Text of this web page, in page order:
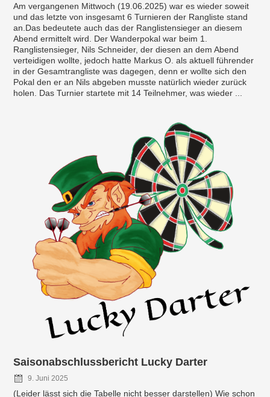
Am vergangenen Mittwoch (19.06.2025) war es wieder soweit
und das letzte von insgesamt 6 Turnieren der Rangliste stand
an.Das bedeutete auch das der Ranglistensieger an diesem
Abend ermittelt wird. Der Wanderpokal war beim 1.
Ranglistensieger, Nils Schneider, der diesen an dem Abend
verteidigen wollte, jedoch hatte Markus O. als aktuell führender
in der Gesamtrangliste was dagegen, denn er wollte sich den
Pokal den er an Nils abgeben musste natürlich wieder zurück
holen. Das Turnier startete mit 14 Teilnehmer, was wieder ...
Saisonabschlussbericht Lucky Darter
9. Juni 2025
(Leider lässt sich die Tabelle nicht besser darstellen) Wie schon